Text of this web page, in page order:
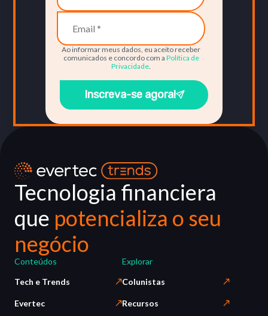
Ao informar meus dados, eu aceito receber
comunicados e concordo com a Política de
Privacidade.
Inscreva-se agora!
Tecnologia financiera
que potencializa o seu
negócio
Conteúdos
Tech e Trends
Evertec
Explorar
Colunistas
Recursos